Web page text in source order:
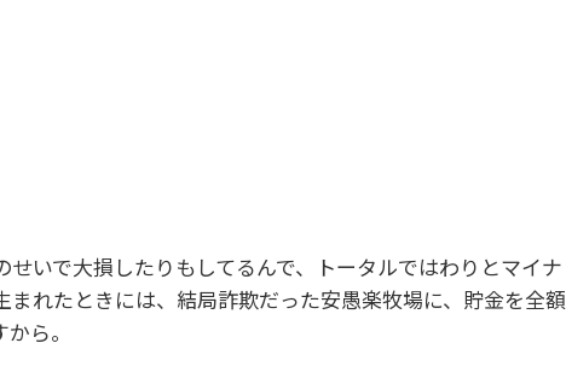
いで大損したりもしてるんで、トータルではわりとマイナ
まれたときには、結局詐欺だった安愚楽牧場に、貯金を全額
ら。